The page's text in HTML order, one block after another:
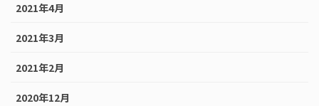
2021年4月
2021年3月
2021年2月
2020年12月